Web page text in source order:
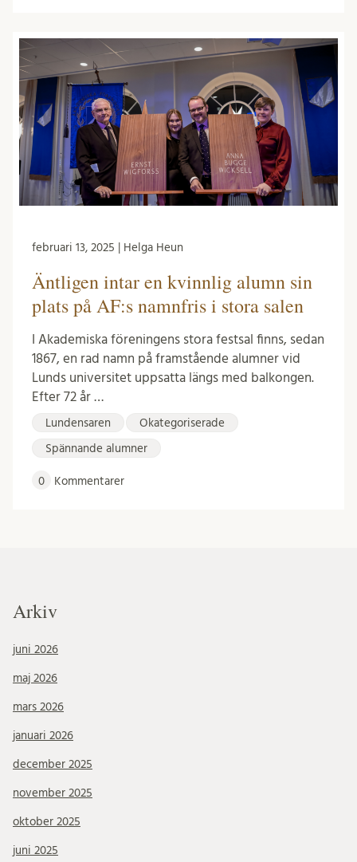
februari 13, 2025 | Helga Heun
Äntligen intar en kvinnlig alumn sin
plats på AF:s namnfris i stora salen
I Akademiska föreningens stora festsal finns, sedan
1867, en rad namn på framstående alumner vid
Lunds universitet uppsatta längs med balkongen.
Efter 72 år …
Lundensaren Okategoriserade
Spännande alumner
0 Kommentarer
Arkiv
juni 2026
maj 2026
mars 2026
januari 2026
december 2025
november 2025
oktober 2025
juni 2025